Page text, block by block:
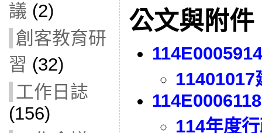
議 (2)
創客教育研
習 (32)
工作日誌
(156)
公文與附件
114E0005914
11401017
114E0006118
114年度